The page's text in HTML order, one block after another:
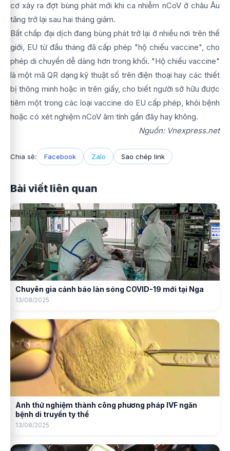
cơ xảy ra đợt bùng phát mới khi ca nhiễm nCoV ở châu Âu
tăng trở lại sau hai tháng giảm.
Bất chấp đại dịch đang bùng phát trở lại ở nhiều nơi trên thế
giới, EU từ đầu tháng đã cấp phép "hộ chiếu vaccine", cho
phép di chuyển dễ dàng hơn trong khối. "Hộ chiếu vaccine"
là một mã QR dạng kỹ thuật số trên điện thoại hay các thiết
bị thông minh hoặc in trên giấy, cho biết người sở hữu được
tiêm một trong các loại vaccine do EU cấp phép, khỏi bệnh
hoặc có xét nghiệm nCoV âm tính gần đây hay không.
Nguồn: Vnexpress.net
Chia sẻ: Facebook Zalo Sao chép link
Bài viết liên quan
Chuyên gia cảnh báo làn sóng COVID-19 mới tại Nga
13/08/2025
Anh thử nghiệm thành công phương pháp IVF ngăn
bệnh di truyền ty thể
13/08/2025